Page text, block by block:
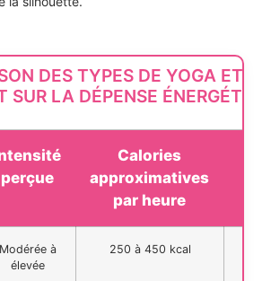
DES TYPES DE YOGA ET
SUR LA DÉPENSE
perçue
Calories
approximatives
par heure
Modérée à
élevée
250 à 450 kcal